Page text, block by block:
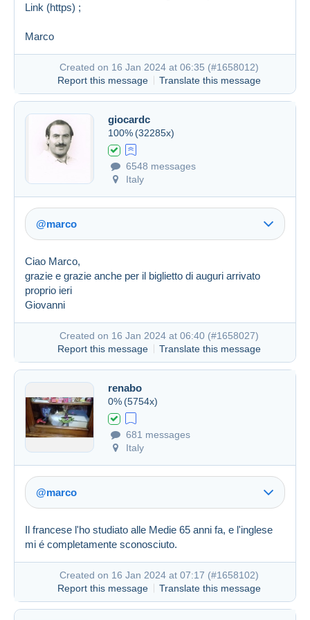
Link (https) ;
Marco
Created on 16 Jan 2024 at 06:35 (#1658012)
Report this message
Translate this message
giocardc
100% (32285x)
6548 messages
Italy
@marco
Link (https)
Created on 16 Jan 2024 at 06:35
Ciao Marco,
grazie e grazie anche per il biglietto di auguri arrivato
proprio ieri
Giovanni
Created on 16 Jan 2024 at 06:40 (#1658027)
Report this message
Translate this message
renabo
0% (5754x)
681 messages
Italy
@marco
Link (https)
Il francese l'ho studiato alle Medie 65 anni fa, e l'inglese
mi é completamente sconosciuto.
Created on 16 Jan 2024 at 07:17 (#1658102)
Report this message
Translate this message